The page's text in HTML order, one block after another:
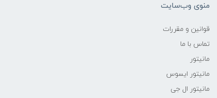
منوی وب‌سایت
قوانین و مقررات
تماس با ما
مانیتور
مانیتور ایسوس
مانیتور ال جی